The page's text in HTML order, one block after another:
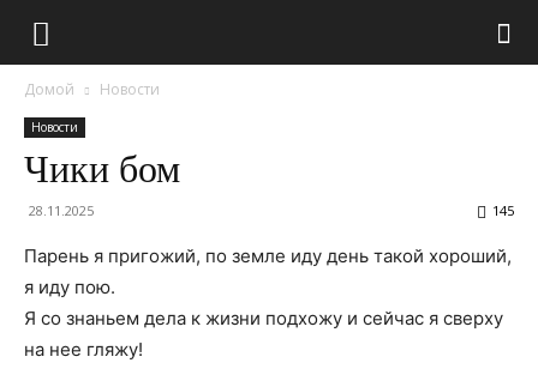
Домой Новости
Новости
Чики бом
28.11.2025 145
Парень я пригожий, по земле иду день такой хороший,
я иду пою.
Я со знаньем дела к жизни подхожу и сейчас я сверху
на нее гляжу!